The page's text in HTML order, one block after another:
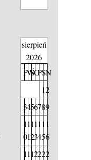
sierpień
2026
PW
ŚCPSN
12
3456789
1
0
1
1
1
2
1
3
1
4
1
5
1
6
1 1 12222